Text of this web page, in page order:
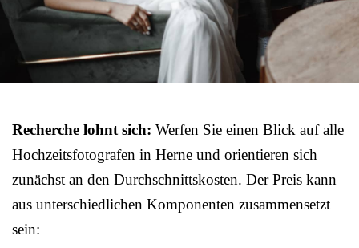
Recherche lohnt sich: Werfen Sie einen Blick auf alle
Hochzeitsfotografen in Herne und orientieren sich
zunächst an den Durchschnittskosten. Der Preis kann
aus unterschiedlichen Komponenten zusammensetzt
sein: